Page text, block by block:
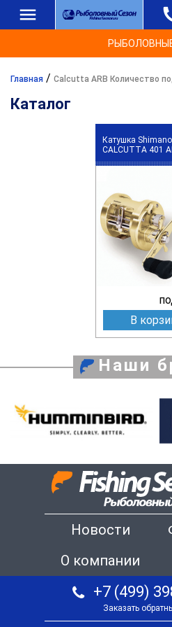
Главная / Calcutta ARB Количество
Каталог
Катушка Shimano
CALCUTTA 401
В
Наши
Новости
О компании
+7 (499)
Заказать